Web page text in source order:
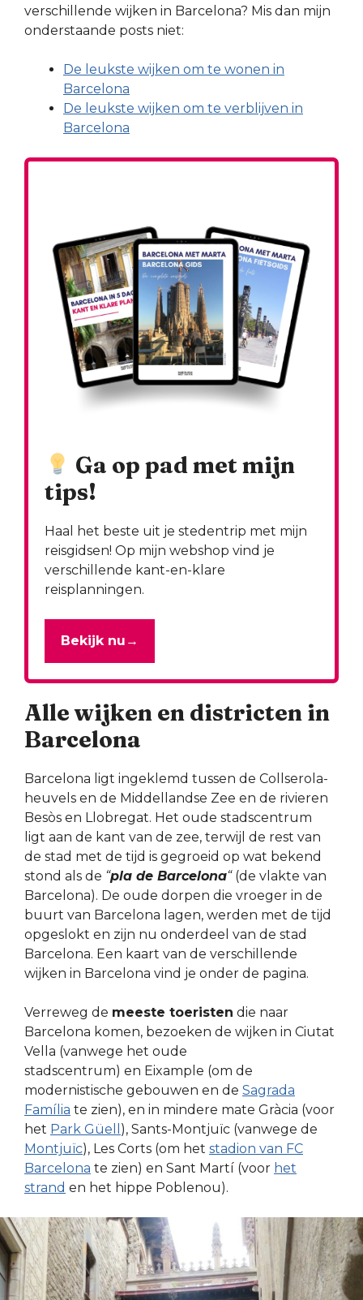
verschillende wijken in Barcelona? Mis dan mijn
onderstaande posts niet:
De leukste wijken om te wonen in
Barcelona
De leukste wijken om te verblijven in
Barcelona
Ga op pad met mijn
tips!
Haal het beste uit je stedentrip met mijn
reisgidsen! Op mijn webshop vind je
verschillende kant-en-klare
reisplanningen.
Bekijk nu →
Alle wijken en districten in
Barcelona
Barcelona ligt ingeklemd tussen de Collserola-
heuvels en de Middellandse Zee en de rivieren
Besòs en Llobregat. Het oude stadscentrum
ligt aan de kant van de zee, terwijl de rest van
de stad met de tijd is gegroeid op wat bekend
stond als de “pla de Barcelona“(de vlakte van
Barcelona). De oude dorpen die vroeger in de
buurt van Barcelona lagen, werden met de tijd
opgeslokt en zijn nu onderdeel van de stad
Barcelona. Een kaart van de verschillende
wijken in Barcelona vind je onder de pagina.
Verreweg de meeste toeristen die naar
Barcelona komen, bezoeken de wijken in Ciutat
Vella (vanwege het oude
stadscentrum) en Eixample (om de
modernistische gebouwen en de Sagrada
Família te zien), en in mindere mate Gràcia (voor
het Park Güell ), Sants-Montjuïc (vanwege de
Montjuïc), Les Corts (om het stadion van FC
Barcelona te zien) en Sant Martí (voor het
strand en het hippe Poblenou).